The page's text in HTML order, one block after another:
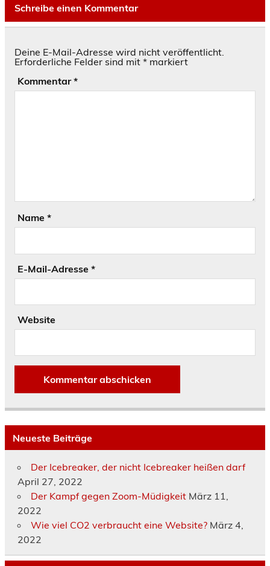
Schreibe einen Kommentar
Deine E-Mail-Adresse wird nicht veröffentlicht.
Erforderliche Felder sind mit * markiert
Kommentar*
Name *
E-Mail-Adresse *
Website
Neueste Beiträge
Der Icebreaker, der nicht Icebreaker heißen darf
April 27, 2022
Der Kampf gegen Zoom-Müdigkeit März 11,
2022
Wie viel CO2 verbraucht eine Website? März 4,
2022